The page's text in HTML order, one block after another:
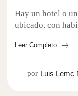
Hay un hotel o
ubicado, con
Leer Completo
por Luis Lemc